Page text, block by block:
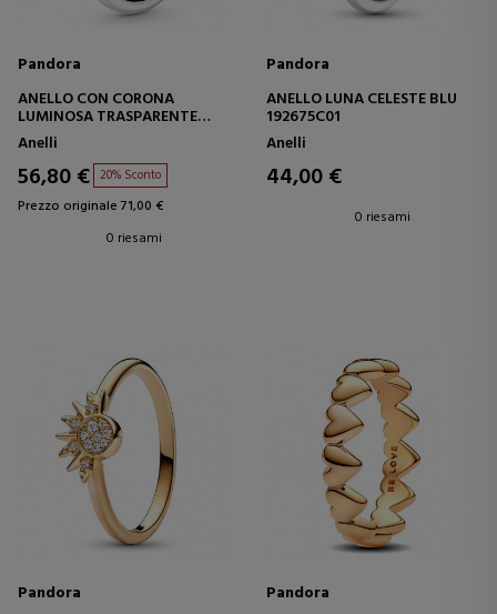
Pandora
ANELLO CON CORONA
LUMINOSA TRASPARENTE
198289CZ
Anelli
56,80 € 20% Sconto
Prezzo originale 71,00 €
0 riesami
Pandora
ANELLO LUNA CELESTE BLU
192675C01
Anelli
44,00 €
0 riesami
Pandora
Pandora